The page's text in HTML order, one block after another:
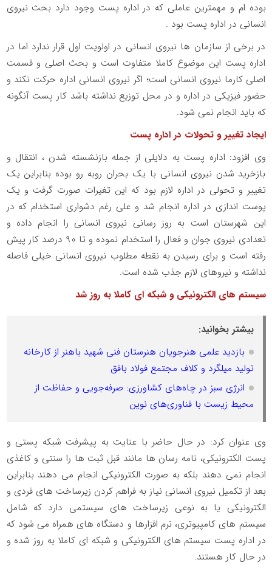
بوده ام و مهمترین عاملی که در اداره پست وجود دارد بحث نیروی
انسانی در اداره پست بود .
در برخی از سازمان ها نیروی انسانی در اولویت اول قرار ندارد اما در
اداره پست این موضوع کاملا متفاوت است و بحث اصلی و قسمت
اصلی کارما نیروی انسانی است؛ اگر نیروی انسانی اداره حرکت نکند و
حضور فیزیکی در اداره و در محل توزیع نداشته باشد کار پست آنگونه
که باید انجام نمی شود.
ایجاد تغییر و تحولات در اداره پست
وی افزود: اداره پست به دلایلی از جمله بازنشسته شدن ، انتقال و
بازخرید شدن نیروی انسانی با یک بحران روبه رو بوده بنابراین یک
تغییر و تحولی در اداره لازم بود که این تغیرات صورت گرفت و یک
پوست اندازی در اداره انجام شد و علی رغم دشواری استخدام که در
این شهرستان است به روز رسانی نیروی انسانی را انجام داده و
تعدادی نیروی جوان و فعال را استخدام نموده و تا ۹۰ درصد کار پیش
رفته است و برای رسیدن به نقطه مطلوب نیروی انسانی خیلی فاصله
نداشته و نیروهای لازم جذب شده است.
سیستم های الکترونیکی و شبکه ای کاملا به روز شد
بیشتر بخوانید:
بازدید علمی هنرجویان هنرستان فنی شهید باهنر از کارخانه
تولید میلگرد و کلاف مجتمع فولاد بافق
انرژی سبز در چاه‌های کشاورزی: صرفه‌جویی و حفاظت از
محیط زیست با فناوری‌های نوین
وی عنوان کرد: در حال حاضر با عنایت به پیشرفت شبکه پستی و
پست الکترونیکی، نامه رسان ها مانند قبل ثبت ها را سنتی و کاغذی
انجام نمی دهند بلکه به صورت الکترونیکی انجام می دهند بنابراین
بعد از تکمیل نیروی انسانی نیاز به فراهم کردن زیرساخت های فردی و
الکترونیکی یا به نوعی زیرساخت های سیستمی دارد که شامل
سیستم های کامپیوتری، نرم افزارها و دستگاه های همراه می شود که
در اداره پست سیستم های الکترونیکی و شبکه ای کاملا به روز شده و
در حال کار هستند.